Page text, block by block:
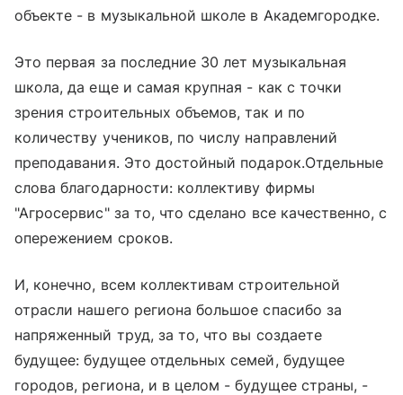
объекте - в музыкальной школе в Академгородке.
Это первая за последние 30 лет музыкальная
школа, да еще и самая крупная - как с точки
зрения строительных объемов, так и по
количеству учеников, по числу направлений
преподавания. Это достойный подарок.Отдельные
слова благодарности: коллективу фирмы
"Агросервис" за то, что сделано все качественно, с
опережением сроков.
И, конечно, всем коллективам строительной
отрасли нашего региона большое спасибо за
напряженный труд, за то, что вы создаете
будущее: будущее отдельных семей, будущее
городов, региона, и в целом - будущее страны, -